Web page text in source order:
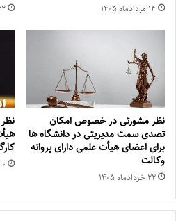
۱۴ مرداد‌ماه ۱۴۰۵ ۲۲
نظر مشورتی در خصوص امکان
تصدی سمت مدیریتی در دانشگاه ها
برای اعضای هیأت علمی دارای پروانه
وکالت
۲۲ خرداد‌ماه ۱۴۰۵
۳۰